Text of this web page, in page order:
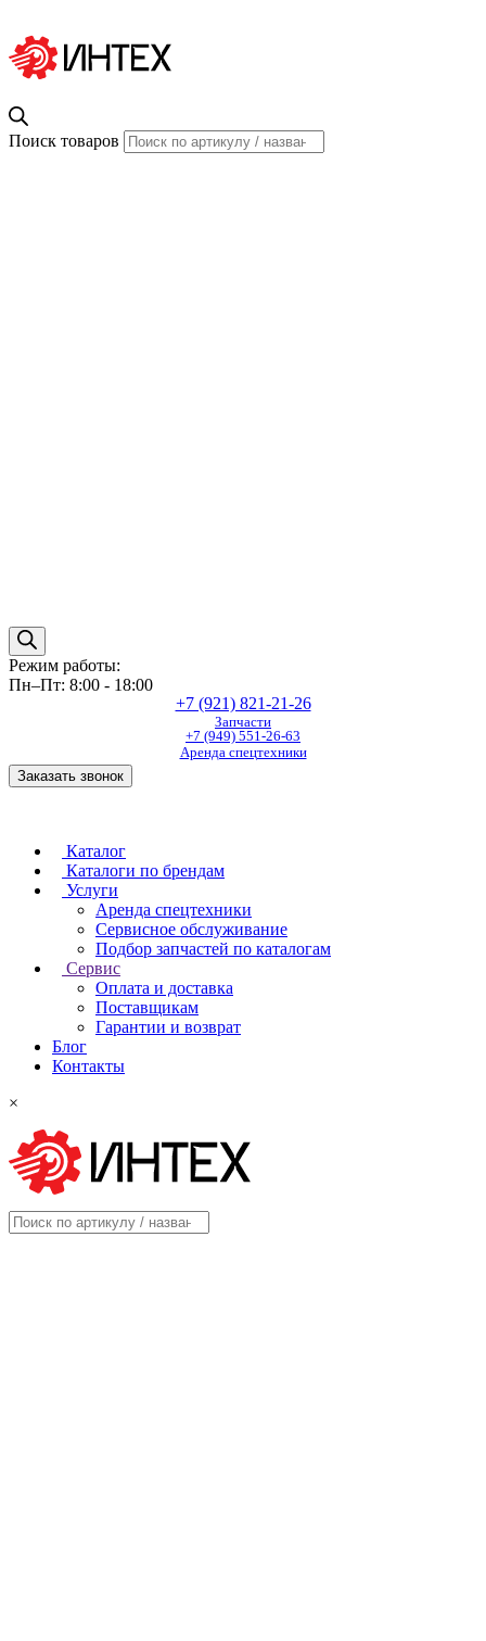
Поиск товаров
Режим работы:
Пн–Пт: 8:00 - 18:00
+7 (921) 821-21-26
Запчасти
+7 (949) 551-26-63
Аренда спецтехники
Заказать звонок
Каталог
Каталоги по брендам
Услуги
Аренда спецтехники
Сервисное обслуживание
Подбор запчастей по каталогам
Сервис
Оплата и доставка
Поставщикам
Гарантии и возврат
Блог
Контакты
×